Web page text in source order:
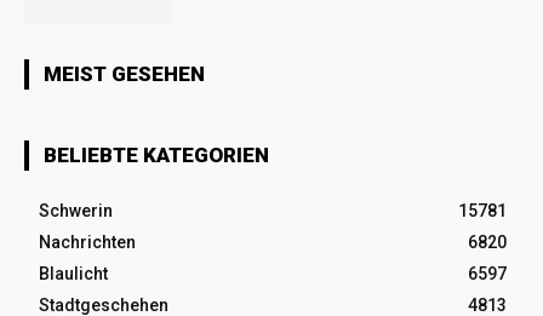
MEIST GESEHEN
BELIEBTE KATEGORIEN
Schwerin
15781
Nachrichten
6820
Blaulicht
6597
Stadtgeschehen
4813